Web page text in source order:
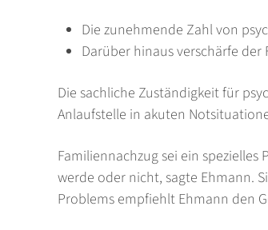
Die zunehmende Zahl von
Darüber hinaus verschärfe
Die sachliche Zuständigkeit für
Anlaufstelle in akuten
Familiennachzug sei ein
werde oder nicht, sagte Ehmann.
Problems empfiehlt Ehmann den